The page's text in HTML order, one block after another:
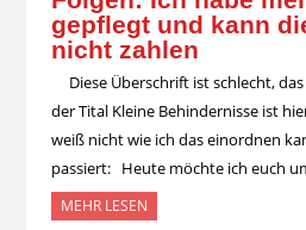
gepflegt und kann
nicht zahlen
Diese Überschrift ist schlecht,
der Tital Kleine Behindernisse ist
weiß nicht wie ich das einordnen
passiert: Heute möchte ich euch
MEHR LESEN